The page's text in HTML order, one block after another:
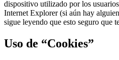
dispositivo utilizado por los
Internet Explorer (si aún hay
sigue leyendo que esto seguro que
Uso de “Cookies”